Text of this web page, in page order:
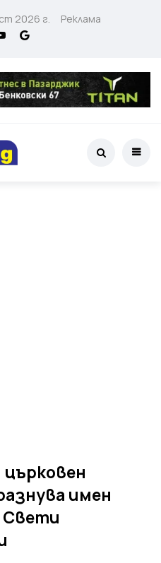
2026 г. Реклама
църковен
имен
Свети